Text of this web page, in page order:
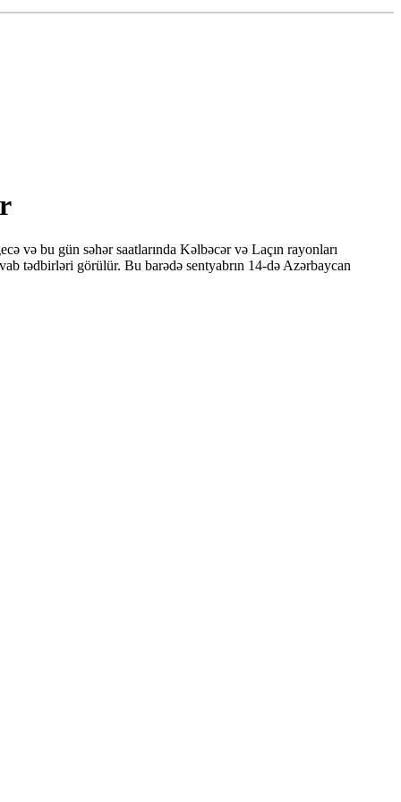
və bu gün səhər saatlarında Kəlbəcər və Laçın rayonları
tədbirləri görülür. Bu barədə sentyabrın 14-də Azərbaycan